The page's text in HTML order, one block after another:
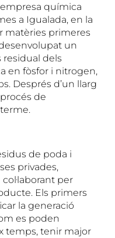
química
a Igualada, en la
matèries primeres
un
residual dels
en fòsfor i nitrogen,
Després d’un llarg
de
de poda i
privades,
per
Els primers
la generació
es poden
temps, tenir major